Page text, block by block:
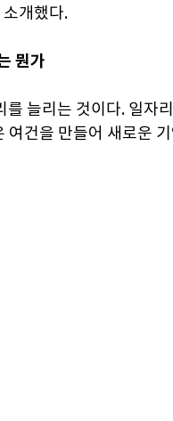
개했다.
뭔가
늘리는 것이다. 일자
여건을 만들어 새로운